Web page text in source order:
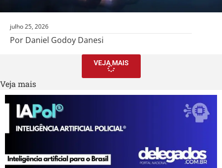
julho 25, 2026
Por Daniel Godoy Danesi
VEJA MAIS
Veja mais